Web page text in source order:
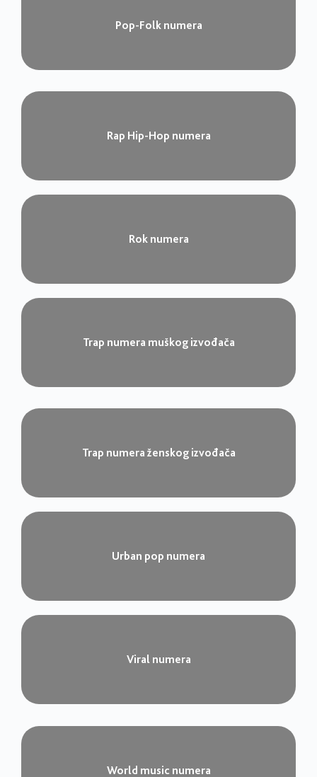
Pop-Folk numera​
Rap Hip-Hop numera​
Rok numera​
Trap numera muškog izvođača​
Trap numera ženskog izvođača​
Urban pop numera​
Viral numera​
World music numera​